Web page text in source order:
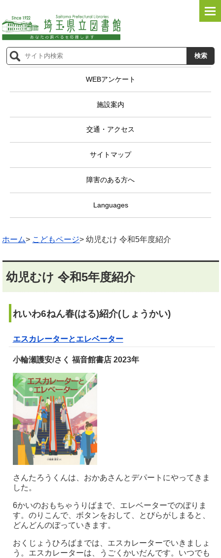
WEBアンケート
施設案内
交通・アクセス
サイトマップ
障害のある方へ
Languages
ホーム> こどもページ> 幼児むけ 令和5年度紹介
幼児むけ 令和5年度紹介
れいわ6ねん春(はる)紹介(しょうかい)
エスカレーターとエレベーター
小輪瀬護安/さく 福音館書店 2023年
さんたろうくんは、おかあさんとデパートにやってきま
した。
6かいのおもちゃうりばまで、エレベーターでのぼりま
す。のりこんで、ボタンをおして、とびらがしまると、
どんどんのぼっていきます。
おくじょうひろばまでは、エスカレーターでいきましょ
う。エスカレーターは、うごくかいだんです。いつでも